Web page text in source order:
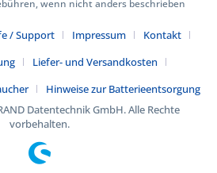
wenn nicht anders beschrieben
/ Support Impressum
Kontakt
Liefer- und Versandkosten
Hinweise zur Batterieentsorgung
Datentechnik GmbH. Alle Rechte
vorbehalten.